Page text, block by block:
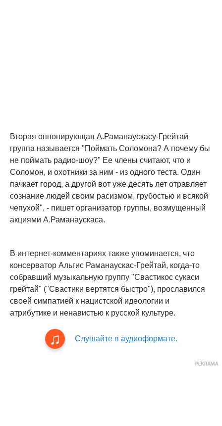
Вторая оппонирующая А.Раманаускасу-Грейтай
группа называется "Поймать Соломона? А почему бы
не поймать радио-шоу?" Ее члены считают, что и
Соломон, и охотники за ним - из одного теста. Один
пачкает город, а другой вот уже десять лет отравляет
сознание людей своим расизмом, грубостью и всякой
чепухой", - пишет организатор группы, возмущенный
акциями А.Раманаускаса.
В интернет-комментариях также упоминается, что
консерватор Альгис Раманаускас-Грейтай, когда-то
собравший музыкальную группу "Свастикос сукаси
грейтай" ("Свастики вертятся быстро"), прославился
своей симпатией к нацистской идеологии и
атрибутике и ненавистью к русской культуре.
Слушайте в аудиоформате.